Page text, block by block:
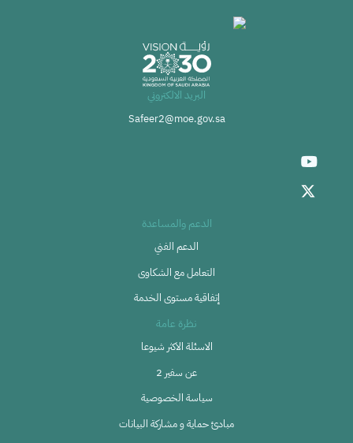
البريد الالكتروني
Safeer2@moe.gov.sa
الدعم والمساعدة
الدعم الفني
التعامل مع الشكاوى
إتفاقية مستوى الخدمة
نظرة عامة
الاسئلة الاكثر شيوعا
عن سفير 2
سياسة الخصوصية
مبادئ حماية و مشاركة البيانات